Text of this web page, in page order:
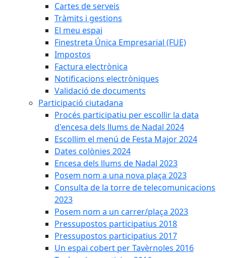
Cartes de serveis
Tràmits i gestions
El meu espai
Finestreta Única Empresarial (FUE)
Impostos
Factura electrònica
Notificacions electròniques
Validació de documents
Participació ciutadana
Procés participatiu per escollir la data
d'encesa dels llums de Nadal 2024
Escollim el menú de Festa Major 2024
Dates colònies 2024
Encesa dels llums de Nadal 2023
Posem nom a una nova plaça 2023
Consulta de la torre de telecomunicacions
2023
Posem nom a un carrer/plaça 2023
Pressupostos participatius 2018
Pressupostos participatius 2017
Un espai cobert per Tavèrnoles 2016